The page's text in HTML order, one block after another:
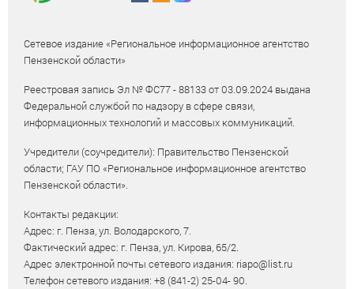
Сетевое издание «Региональное информационное агентство
Пензенской области»
Реестровая запись Эл № ФС77 - 88133 от 03.09.2024 выдана
Федеральной службой по надзору в сфере связи,
информационных технологий и массовых коммуникаций.
Учредители (соучредители): Правительство Пензенской
области; ГАУ ПО «Региональное информационное агентство
Пензенской области».
Контакты редакции:
Адрес: г. Пенза, ул. Володарского, 7.
Фактический адрес: г. Пенза, ул. Кирова, 65/2.
Адрес электронной почты сетевого издания: riapo@list.ru
Телефон сетевого издания: +8 (841-2) 25-04- 90.